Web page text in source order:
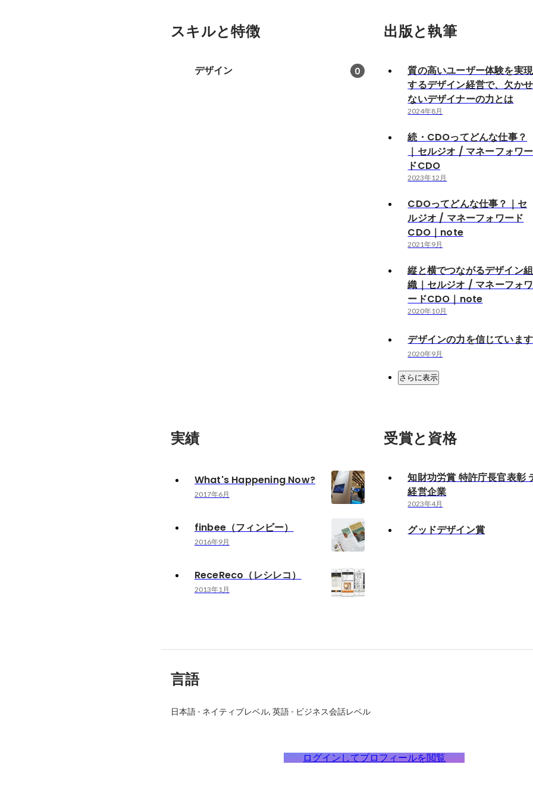
スキルと特徴
デザイン 0
出版と執筆
質の高いユーザー体験を実現
するデザイン経営で、欠かせ
ないデザイナーの力とは
2024年8月
続・CDOってどんな仕事？
｜セルジオ / マネーフォワー
ドCDO
2023年12月
CDOってどんな仕事？｜セ
ルジオ / マネーフォワード
CDO｜note
2021年9月
縦と横でつながるデザイン組
織｜セルジオ / マネーフォワ
ードCDO｜note
2020年10月
デザインの力を信じています
2020年9月
さらに表示
実績
What's Happening Now?
2017年6月
finbee（フィンビー）
2016年9月
ReceReco（レシレコ）
2013年1月
受賞と資格
知財功労賞 特許庁長官表彰
経営企業
2023年4月
グッドデザイン賞
言語
日本語- ネイティブレベル 英語- ビジネス会話レベル
ログインしてプロフィールを閲覧